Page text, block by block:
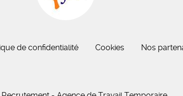
de confidentialité Cookies Nos